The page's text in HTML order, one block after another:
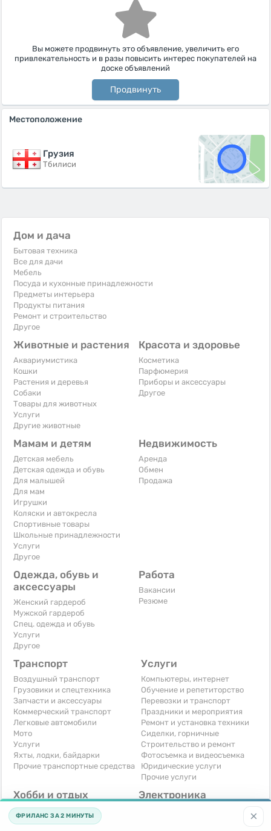
Вы можете продвинуть это объявление, увеличить его
привлекательность и в разы повысить интерес покупателей на
доске объявлений
Продвинуть
Местоположение
Грузия
Тбилиси
Дом и дача
Бытовая техника
Все для дачи
Мебель
Посуда и кухонные принадлежности
Предметы интерьера
Продукты питания
Ремонт и строительство
Другое
Животные и растения
Аквариумистика
Кошки
Растения и деревья
Собаки
Товары для животных
Услуги
Другие животные
Красота и здоровье
Косметика
Парфюмерия
Приборы и аксессуары
Другое
Мамам и детям
Детская мебель
Детская одежда и обувь
Для малышей
Для мам
Игрушки
Коляски и автокресла
Спортивные товары
Школьные принадлежности
Услуги
Другое
Недвижимость
Аренда
Обмен
Продажа
Одежда, обувь и
аксессуары
Женский гардероб
Мужской гардероб
Спец. одежда и обувь
Услуги
Другое
Работа
Вакансии
Резюме
Транспорт
Воздушный транспорт
Грузовики и спецтехника
Запчасти и аксессуары
Коммерческий транспорт
Легковые автомобили
Мото
Услуги
Яхты, лодки, байдарки
Прочие транспортные средства
Услуги
Компьютеры, интернет
Обучение и репетиторство
Перевозки и транспорт
Праздники и мероприятия
Ремонт и установка техники
Сиделки, горничные
Строительство и ремонт
Фотосъемка и видеосъемка
Юридические услуги
Прочие услуги
Хобби и отдых
Книги и журналы
Музыкальные инструменты
Электроника
×
ФРИЛАНС ЗА 2 МИНУТЫ